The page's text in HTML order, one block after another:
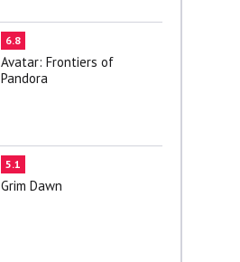
6.8
Avatar: Frontiers of
Pandora
5.1
Grim Dawn